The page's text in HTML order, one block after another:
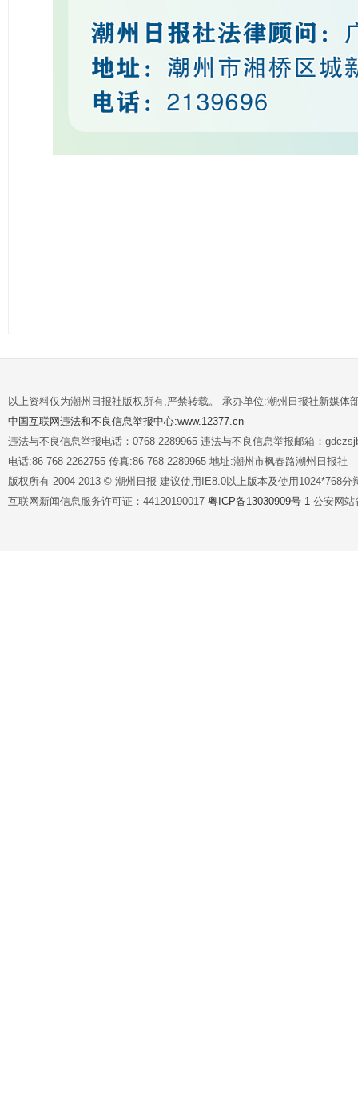
以上资料仅为潮州日报社版权所有,严禁转载。 承办单位:潮州日报社新媒体
中国互联网违法和不良信息举报中心:www.12377.cn
违法与不良信息举报电话：0768-2289965 违法与不良信息举报邮箱：
电话:86-768-2262755 传真:86-768-2289965 地址:潮州市枫春路潮州日报社
版权所有 2004-2013 © 潮州日报 建议使用IE8.0以上版本及使用1024*768分
互联网新闻信息服务许可证：44120190017 粤ICP备13030909号-1 公安网站